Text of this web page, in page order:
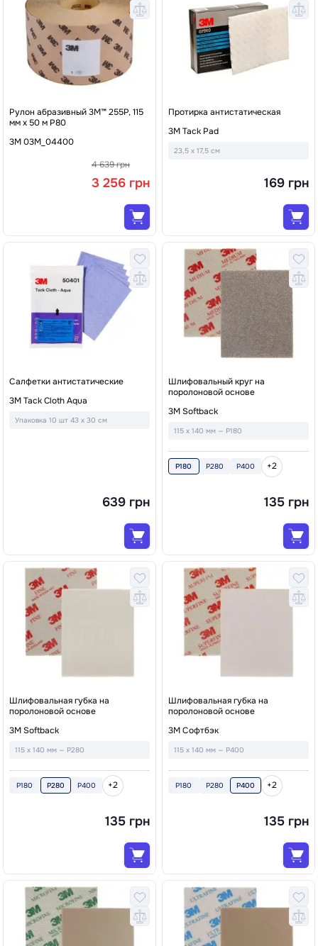
Рулон абразивный 3М™ 255Р, 115
мм х 50 м P80
3M 03M_04400
4 639 грн
3 256 грн
Протирка антистатическая
3M Tack Pad
23,5 x 17,5 см
169 грн
Салфетки антистатические
3M Tack Cloth Aqua
Упаковка 10 шт 43 x 30 см
639 грн
Шлифовальный круг на
поролоновой основе
3M Softback
115 x 140 мм — P180
P180 P280 P400 +2
135 грн
Шлифовальная губка на
поролоновой основе
3M Softback
115 x 140 мм — P280
P180 P280 P400 +2
135 грн
Шлифовальная губка на
поролоновой основе
3М Софтбэк
115 x 140 мм — P400
P180 P280 P400 +2
135 грн